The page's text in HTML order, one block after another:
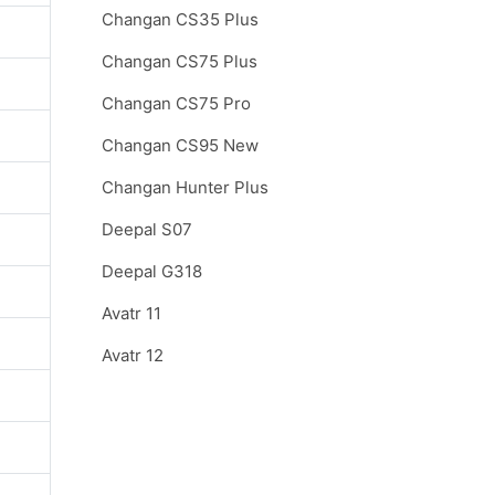
Changan CS35 Plus
Changan CS75 Plus
Changan CS75 Pro
Changan CS95 New
Changan Hunter Plus
Deepal S07
Deepal G318
Avatr 11
Avatr 12